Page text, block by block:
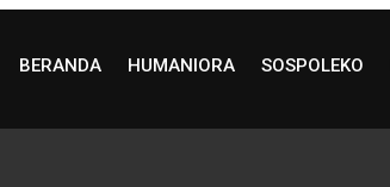
BERANDA HUMANIORA SOSPOLEKO